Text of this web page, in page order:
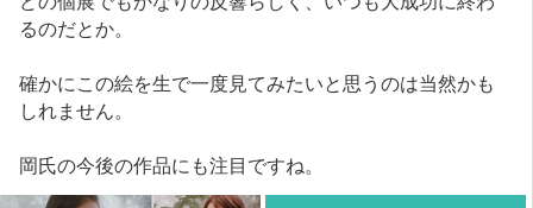
るのだとか。
確かにこの絵を生で一度見てみたいと思うのは当然かも
しれません。
岡氏の今後の作品にも注目ですね。